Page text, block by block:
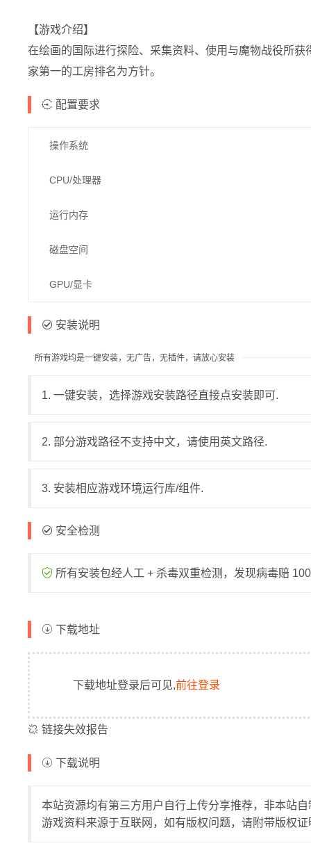
【游戏介绍】
在绘画的国际进行探险、采集资料、使用与魔物战役所
家第一的工房排名为方针。
配置要求
操作系统
CPU/处理器
运行内存
磁盘空间
GPU/显卡
安装说明
所有游戏均是一键安装，无广告，无插件，请放心安装
1. 一键安装，选择游戏安装路径直接点安装即可.
2. 部分游戏路径不支持中文，请使用英文路径.
3. 安装相应游戏环境运行库/组件.
安全检测
所有安装包经人工 + 杀毒双重检测，发现病毒赔
下载地址
下载地址登录后可见,前往登录
链接失效报告
下载说明
本站资源均有第三方用户自行上传分享推荐，非本站
游戏资料来源于互联网，如有版权问题，请附带版权